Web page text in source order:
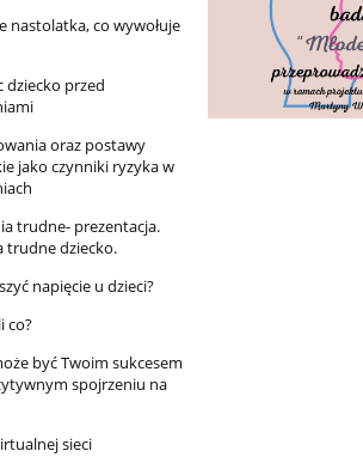
nastolatka, co wywołuje
dziecko przed
oraz postawy
jako czynniki ryzyka w
trudne- prezentacja.
trudne dziecko.
napięcie u dzieci?
co?
być Twoim sukcesem
spojrzeniu na
sieci